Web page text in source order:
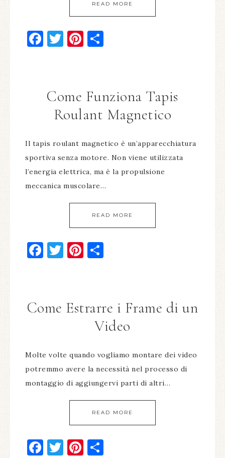
READ MORE
Facebook
Twitter
Pinterest
Come Funziona Tapis
Roulant Magnetico
Il tapis roulant magnetico è un’apparecchiatura
sportiva senza motore. Non viene utilizzata
l’energia elettrica, ma è la propulsione
meccanica muscolare…
READ MORE
Facebook
Twitter
Pinterest
Come Estrarre i Frame di un
Video
Molte volte quando vogliamo montare dei video
potremmo avere la necessità nel processo di
montaggio di aggiungervi parti di altri…
READ MORE
Facebook
Twitter
Pinterest